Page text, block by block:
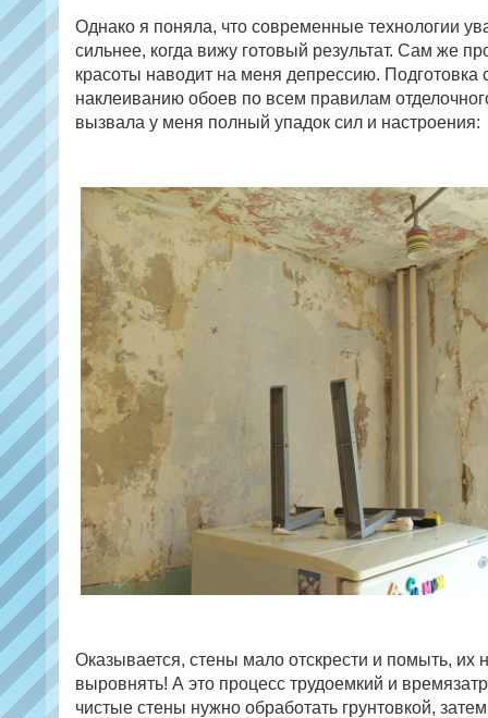
Однако я поняла, что современные технологии
сильнее, когда вижу готовый результат. Сам же
красоты наводит на меня депрессию. Подготовка
наклеиванию обоев по всем правилам
вызвала у меня полный упадок сил и настроения:
Оказывается, стены мало отскрести и помыть, их
выровнять! А это процесс трудоемкий и
чистые стены нужно обработать грунтовкой,